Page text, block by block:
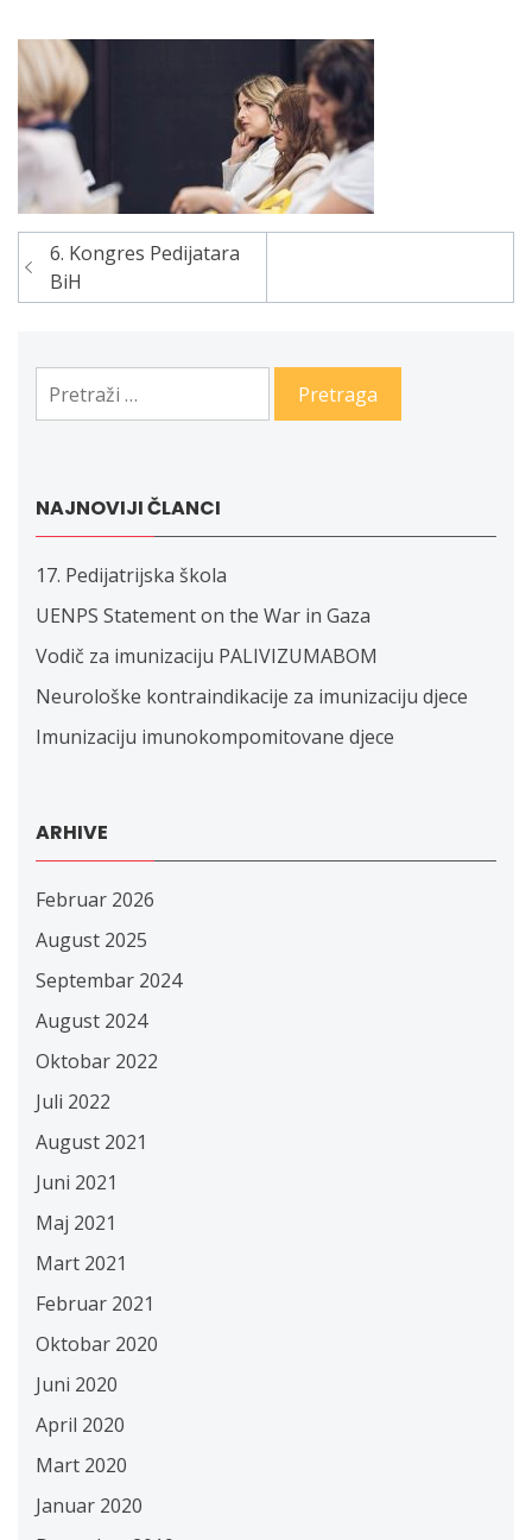
Navigacija
članaka
6. Kongres Pedijatara
BiH
Pretraga:
NAJNOVIJI ČLANCI
17. Pedijatrijska škola
UENPS Statement on the War in Gaza
Vodič za imunizaciju PALIVIZUMABOM
Neurološke kontraindikacije za imunizaciju djece
Imunizaciju imunokompomitovane djece
ARHIVE
Februar 2026
August 2025
Septembar 2024
August 2024
Oktobar 2022
Juli 2022
August 2021
Juni 2021
Maj 2021
Mart 2021
Februar 2021
Oktobar 2020
Juni 2020
April 2020
Mart 2020
Januar 2020